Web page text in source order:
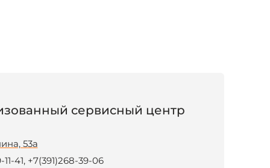
сервисный центр
53а
11-41, +7(391)268-39-06